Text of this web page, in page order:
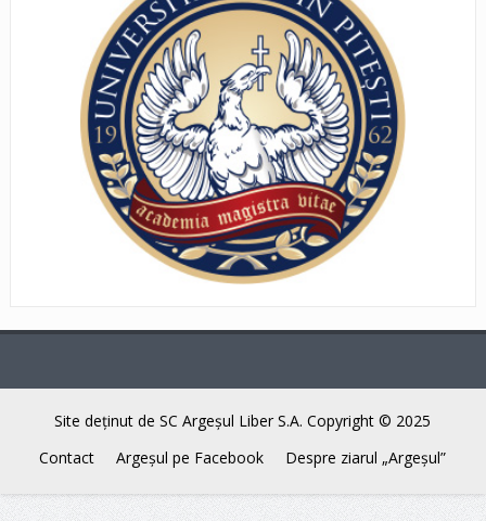
Site deţinut de SC Argeşul Liber S.A. Copyright © 2025
Contact
Argeşul pe Facebook Despre ziarul „Argeşul”